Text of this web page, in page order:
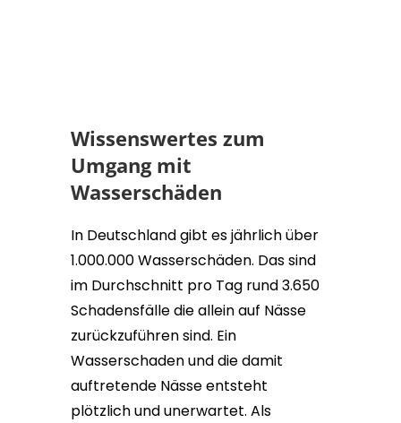
Wissenswertes zum
Umgang mit
Wasserschäden
In Deutschland gibt es jährlich über
1.000.000 Wasserschäden. Das sind
im Durchschnitt pro Tag rund 3.650
Schadensfälle die allein auf Nässe
zurückzuführen sind. Ein
Wasserschaden und die damit
auftretende Nässe entsteht
plötzlich und unerwartet. Als